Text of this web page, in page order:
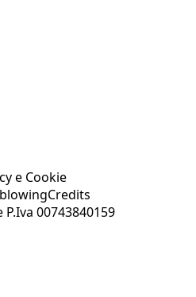
e Cookie
Credits
00743840159